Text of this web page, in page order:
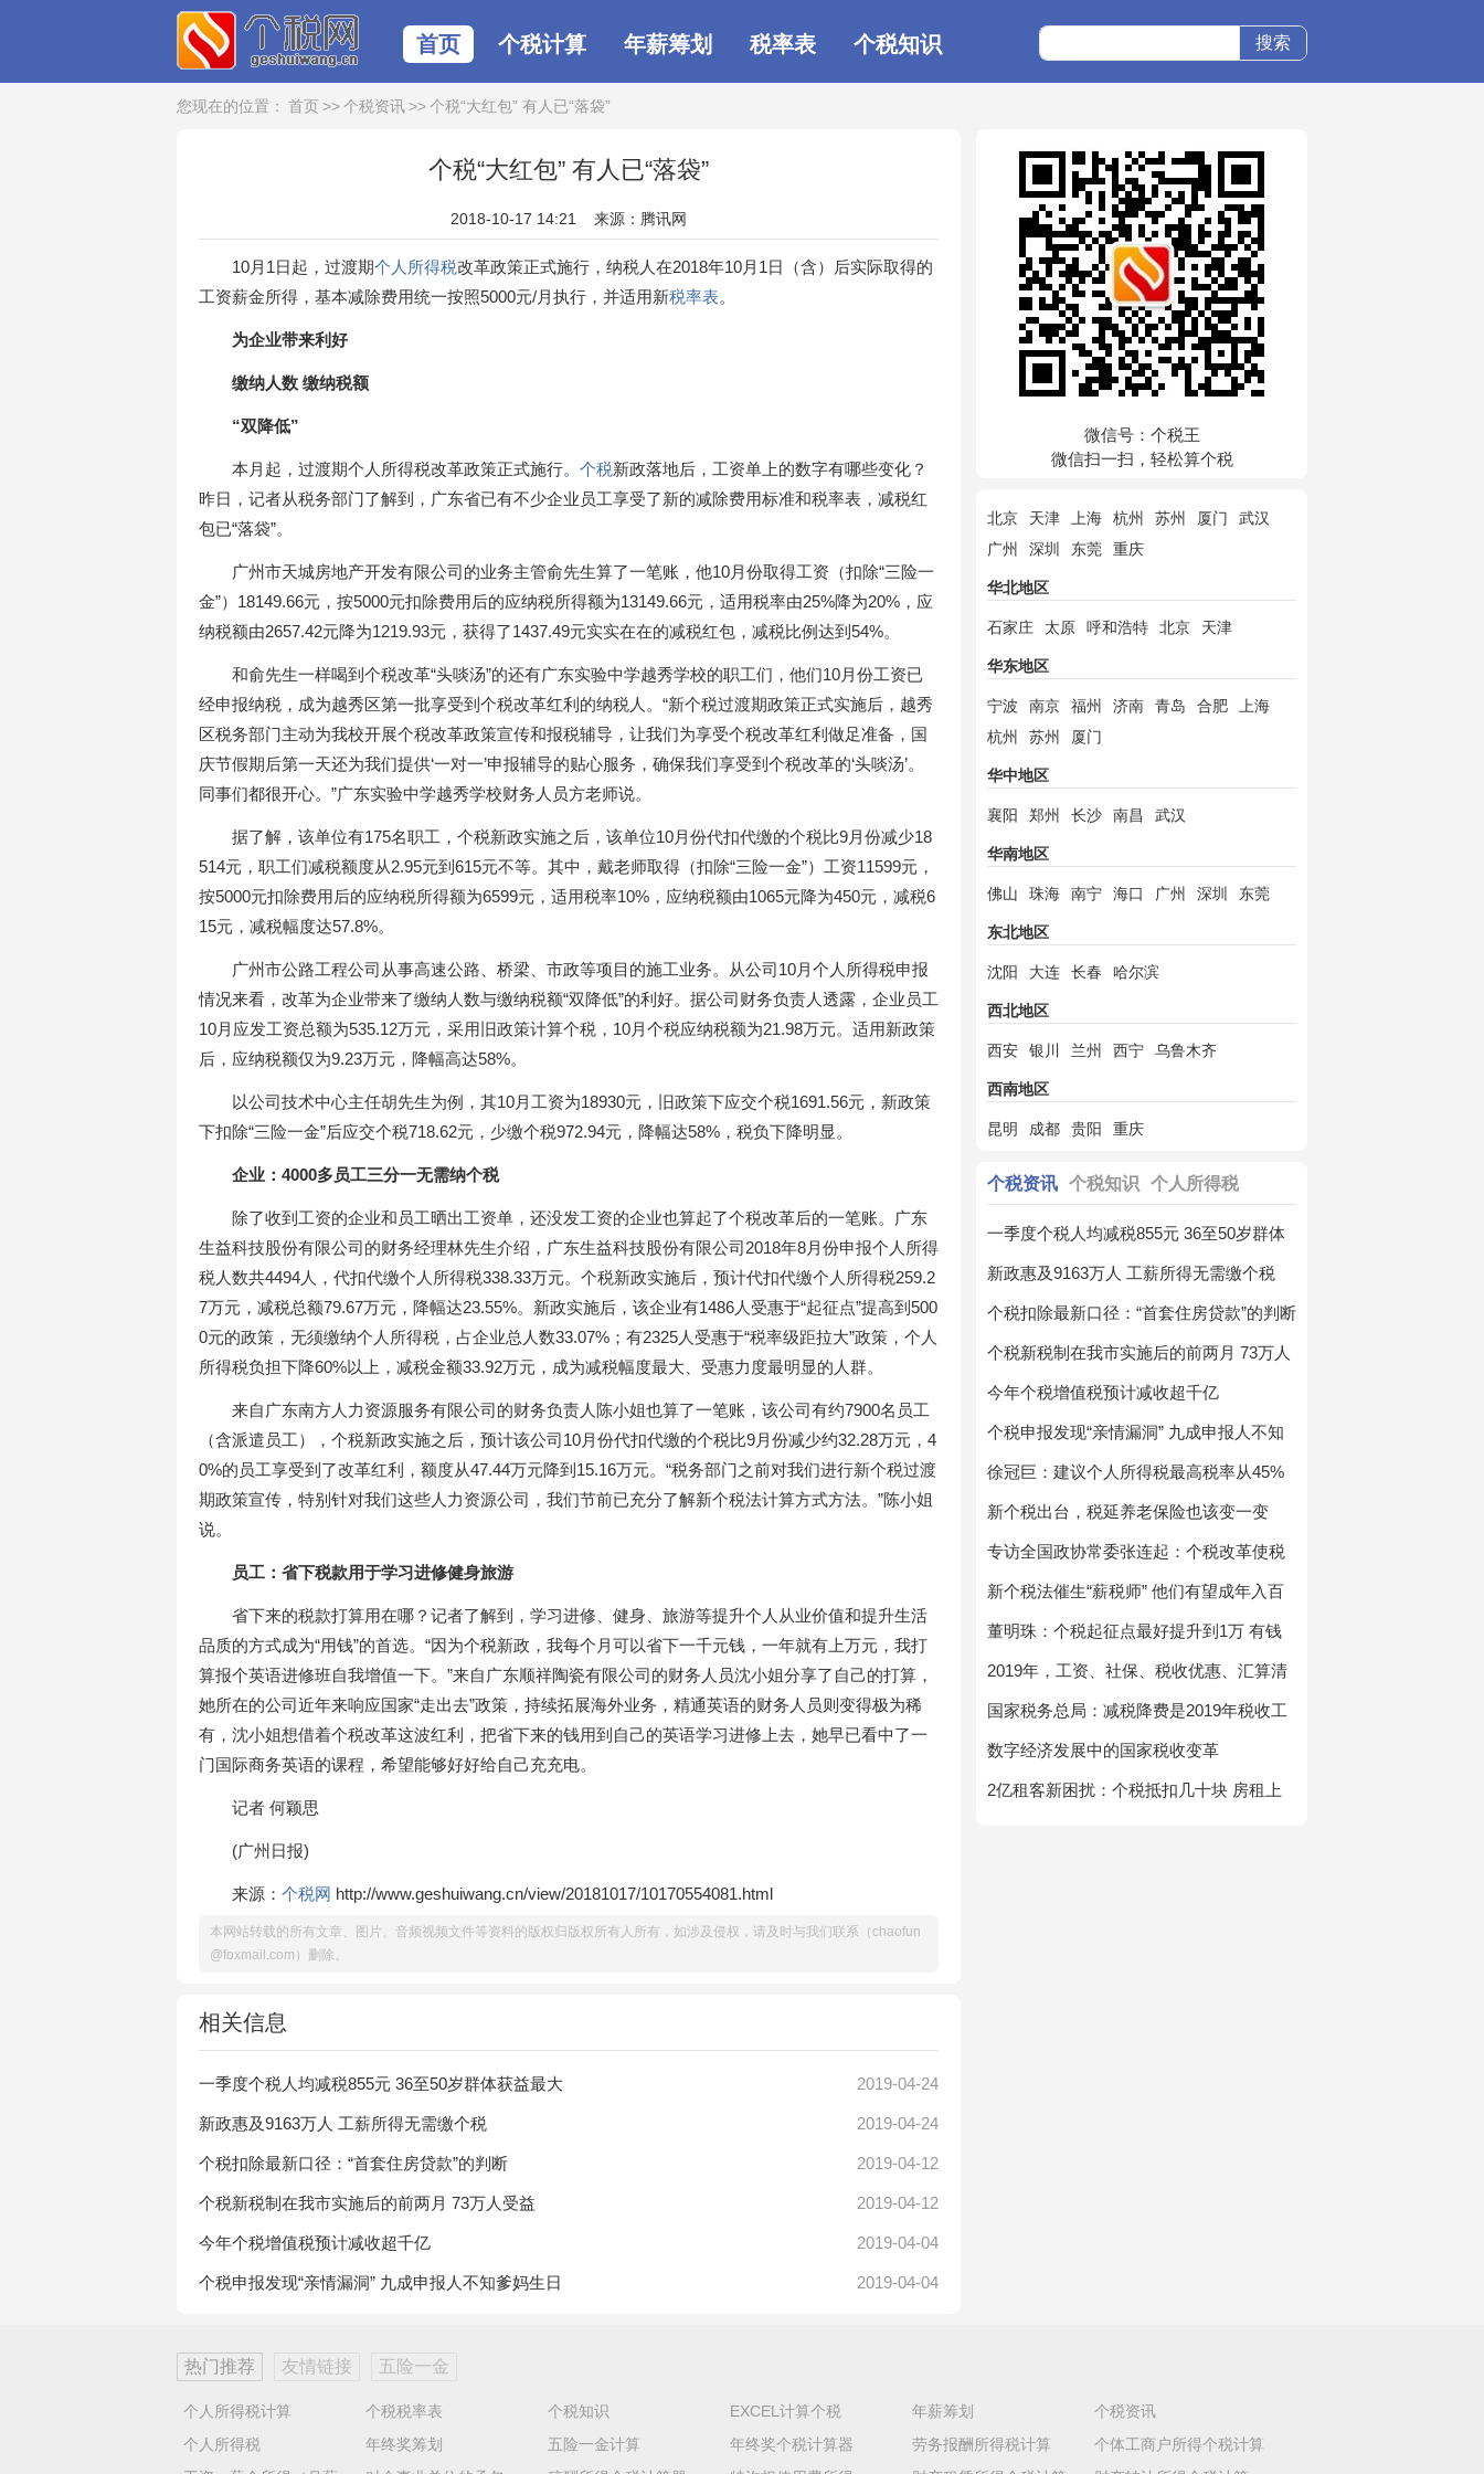
个税网
首页 个税计算 年薪筹划 税率表 个税知识 搜索
您现在的位置： 首页>>个税资讯>>个税“大红包” 有人已“落袋”
个税“大红包” 有人已“落袋”
2018-10-17 14:21 来源：腾讯网
10月1日起，过渡期个人所得税改革政策正式施行，纳税人在2018年10月1日（含）后实际取得的
工资薪金所得，基本减除费用统一按照5000元/月执行，并适用新税率表。
为企业带来利好
缴纳人数 缴纳税额
“双降低”
本月起，过渡期个人所得税改革政策正式施行。 个税新政落地后，工资单上的数字有哪些变化？
昨日，记者从税务部门了解到，广东省已有不少企业员工享受了新的减除费用标准和税率表，减税红
包已“落袋”。
广州市天城房地产开发有限公司的业务主管俞先生算了一笔账，他10月份取得工资（扣除“三险一
金”）18149.66元，按5000元扣除费用后的应纳税所得额为13149.66元，适用税率由25%降为20%，应
纳税额由2657.42元降为1219.93元，获得了1437.49元实实在在的减税红包，减税比例达到54%。
和俞先生一样喝到个税改革“头啖汤”的还有广东实验中学越秀学校的职工们，他们10月份工资已
经申报纳税，成为越秀区第一批享受到个税改革红利的纳税人。“新个税过渡期政策正式实施后，越秀
区税务部门主动为我校开展个税改革政策宣传和报税辅导，让我们为享受个税改革红利做足准备，国
庆节假期后第一天还为我们提供‘一对一’申报辅导的贴心服务，确保我们享受到个税改革的‘头啖汤’。
同事们都很开心。”广东实验中学越秀学校财务人员方老师说。
据了解，该单位有175名职工，个税新政实施之后，该单位10月份代扣代缴的个税比9月份减少18
514元，职工们减税额度从2.95元到615元不等。其中，戴老师取得（扣除“三险一金”）工资11599元，
按5000元扣除费用后的应纳税所得额为6599元，适用税率10%，应纳税额由1065元降为450元，减税6
15元，减税幅度达57.8%。
广州市公路工程公司从事高速公路、桥梁、市政等项目的施工业务。从公司10月个人所得税申报
情况来看，改革为企业带来了缴纳人数与缴纳税额“双降低”的利好。据公司财务负责人透露，企业员工
10月应发工资总额为535.12万元，采用旧政策计算个税，10月个税应纳税额为21.98万元。适用新政策
后，应纳税额仅为9.23万元，降幅高达58%。
以公司技术中心主任胡先生为例，其10月工资为18930元，旧政策下应交个税1691.56元，新政策
下扣除“三险一金”后应交个税718.62元，少缴个税972.94元，降幅达58%，税负下降明显。
企业：4000多员工三分一无需纳个税
除了收到工资的企业和员工晒出工资单，还没发工资的企业也算起了个税改革后的一笔账。广东
生益科技股份有限公司的财务经理林先生介绍，广东生益科技股份有限公司2018年8月份申报个人所得
税人数共4494人，代扣代缴个人所得税338.33万元。个税新政实施后，预计代扣代缴个人所得税259.2
7万元，减税总额79.67万元，降幅达23.55%。新政实施后，该企业有1486人受惠于“起征点”提高到500
0元的政策，无须缴纳个人所得税，占企业总人数33.07%；有2325人受惠于“税率级距拉大”政策，个人
所得税负担下降60%以上，减税金额33.92万元，成为减税幅度最大、受惠力度最明显的人群。
来自广东南方人力资源服务有限公司的财务负责人陈小姐也算了一笔账，该公司有约7900名员工
（含派遣员工），个税新政实施之后，预计该公司10月份代扣代缴的个税比9月份减少约32.28万元，4
0%的员工享受到了改革红利，额度从47.44万元降到15.16万元。“税务部门之前对我们进行新个税过渡
期政策宣传，特别针对我们这些人力资源公司，我们节前已充分了解新个税法计算方式方法。”陈小姐
说。
员工：省下税款用于学习进修健身旅游
省下来的税款打算用在哪？记者了解到，学习进修、健身、旅游等提升个人从业价值和提升生活
品质的方式成为“用钱”的首选。“因为个税新政，我每个月可以省下一千元钱，一年就有上万元，我打
算报个英语进修班自我增值一下。”来自广东顺祥陶瓷有限公司的财务人员沈小姐分享了自己的打算，
她所在的公司近年来响应国家“走出去”政策，持续拓展海外业务，精通英语的财务人员则变得极为稀
有，沈小姐想借着个税改革这波红利，把省下来的钱用到自己的英语学习进修上去，她早已看中了一
门国际商务英语的课程，希望能够好好给自己充充电。
记者 何颖思
(广州日报)
来源： 个税网 http://www.geshuiwang.cn/view/20181017/10170554081.html
本网站转载的所有文章、图片、音频视频文件等资料的版权归版权所有人所有，如涉及侵权，请及时与我们联系（chaofun
@foxmail.com）删除。
相关信息
一季度个税人均减税855元 36至50岁群体获益最大 2019-04-24
新政惠及9163万人 工薪所得无需缴个税 2019-04-24
个税扣除最新口径：“首套住房贷款”的判断 2019-04-12
个税新税制在我市实施后的前两月 73万人受益 2019-04-12
今年个税增值税预计减收超千亿 2019-04-04
个税申报发现“亲情漏洞” 九成申报人不知爹妈生日 2019-04-04
微信号：个税王
微信扫一扫，轻松算个税
北京 天津 上海 杭州 苏州 厦门
武汉
广州
深圳 东莞 重庆
华北地区
石家庄 太原 呼和浩特 北京 天津
华东地区
宁波 南京 福州 济南 青岛 合肥
上海
杭州
苏州 厦门
华中地区
襄阳 郑州 长沙 南昌 武汉
华南地区
佛山 珠海 南宁 海口 广州 深圳 东莞
东北地区
沈阳 大连 长春 哈尔滨
西北地区
西安 银川 兰州 西宁 乌鲁木齐
西南地区
昆明 成都 贵阳 重庆
个税资讯 个税知识 个人所得税
一季度个税人均减税855元 36至50岁群体
获益最大
新政惠及9163万人 工薪所得无需缴个税
个税扣除最新口径：“首套住房贷款”的判断
个税新税制在我市实施后的前两月 73万人
受益
今年个税增值税预计减收超千亿
个税申报发现“亲情漏洞” 九成申报人不知
爹妈生日
徐冠巨：建议个人所得税最高税率从45%
下调到25%
新个税出台，税延养老保险也该变一变
专访全国政协常委张连起：个税改革使税
负水平更趋合理 专项附加扣除让减税效果
更显著
新个税法催生“薪税师” 他们有望成年入百
万“薪一代”
董明珠：个税起征点最好提升到1万 有钱
人多纳税
2019年，工资、社保、税收优惠、汇算清
缴、注销等一大波新规实施，财税人员要
加紧学习啦！
国家税务总局：减税降费是2019年税收工
作主题
数字经济发展中的国家税收变革
2亿租客新困扰：个税抵扣几十块 房租上
热门推荐 友情链接 五险一金
个人所得税计算 个税税率表 个税知识 EXCEL计算个税 年薪筹划
个税资讯
个人所得税
年终奖筹划 五险一金计算 年终奖个税计算器 劳务报酬所得税计算
个体工商户所得个税计算